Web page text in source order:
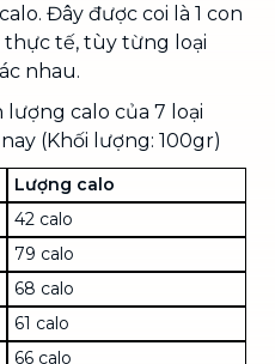
Đây được coi là 1 con
tế, tùy từng loại
nhau.
lượng calo của 7 loại
(Khối lượng: 100gr)
Lượng calo
42 calo
79 calo
68 calo
61 calo
66 calo